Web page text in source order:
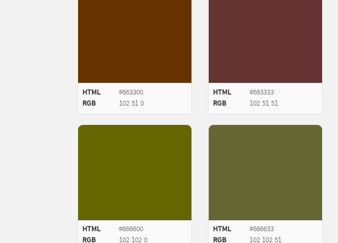
HTML
#663300
RGB
102 51 0
HTML
#663333
RGB
102 51 51
HTML
#666600
RGB
102 102 0
HTML
#666633
RGB
102 102 51